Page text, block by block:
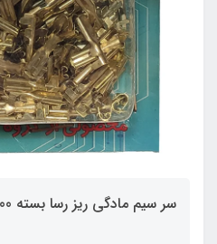
سر سیم مادگی ریز رسا بسته 200 عددی